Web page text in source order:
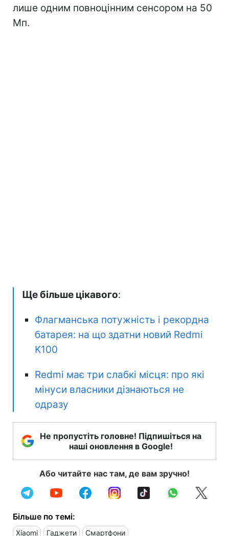
лише одним повноцінним сенсором на 50
Мп.
Ще більше цікавого:
Флагманська потужність і рекордна
батарея: на що здатни новий Redmi
K100
Redmi має три слабкі місця: про які
мінуси власники дізнаються не
одразу
Не пропустіть головне! Підпишіться на
наші оновлення в Google!
Або читайте нас там, де вам зручно!
Більше по темі:
Xiaomi Гаджети Смартфони